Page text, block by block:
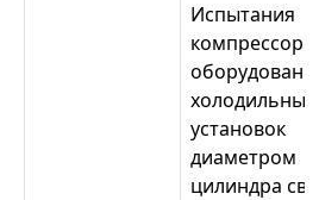
Испытания
холодильных
установок
диаметром
цилиндра